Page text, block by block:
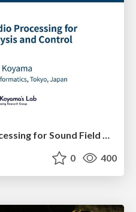
Neural Spatial Audio Processing for Sound Field Analysis and Control
0 400